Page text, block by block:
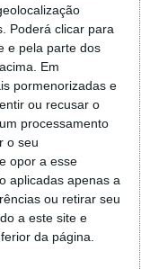
Poderá clicar para
e pela parte dos
Em
pormenorizadas e
ou recusar o
processamento
o seu
opor a esse
aplicadas apenas a
ou retirar seu
a este site e
da página.